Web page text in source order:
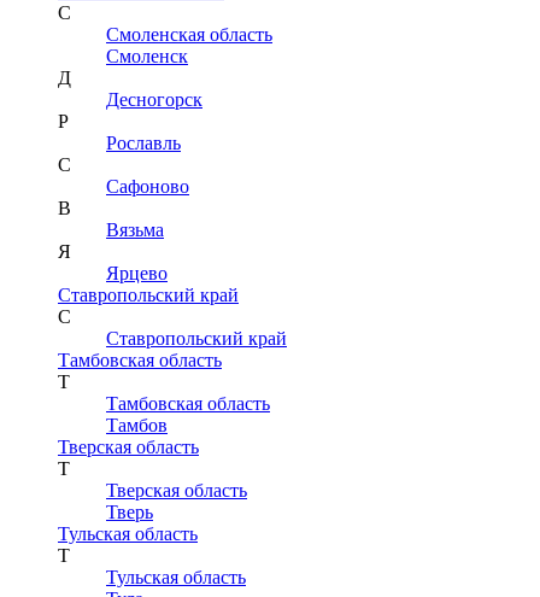
С
Смоленская область
Смоленск
Д
Десногорск
Р
Рославль
С
Сафоново
В
Вязьма
Я
Ярцево
Ставропольский край
С
Ставропольский край
Тамбовская область
Т
Тамбовская область
Тамбов
Тверская область
Т
Тверская область
Тверь
Тульская область
Т
Тульская область